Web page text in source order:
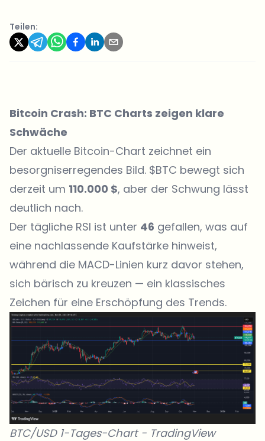
Teilen:
Bitcoin Crash: BTC Charts zeigen klare
Schwäche
Der aktuelle Bitcoin-Chart zeichnet ein
besorgniserregendes Bild. $BTC bewegt sich
derzeit um 110.000 $, aber der Schwung lässt
deutlich nach.
Der tägliche RSI ist unter 46 gefallen, was auf
eine nachlassende Kaufstärke hinweist,
während die MACD-Linien kurz davor stehen,
sich bärisch zu kreuzen — ein klassisches
Zeichen für eine Erschöpfung des Trends.
BTC/USD 1-Tages-Chart - TradingView